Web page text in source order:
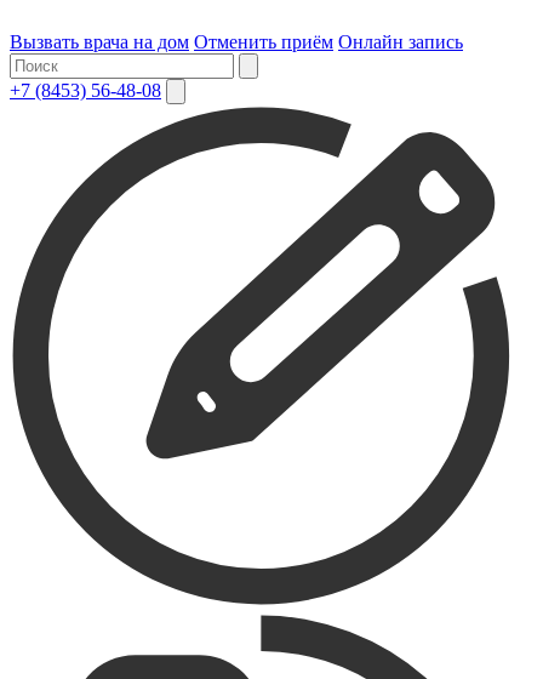
Вызвать врача на дом Отменить приём Онлайн запись
+7 (8453) 56-48-08